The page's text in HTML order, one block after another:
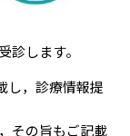
します。
し，診療情報提
その旨もご記載